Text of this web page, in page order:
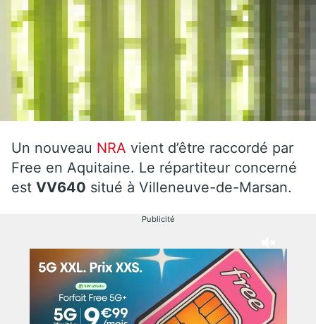
Un nouveau NRA vient d’être raccordé par
Free en Aquitaine. Le répartiteur concerné
est VV640 situé à Villeneuve-de-Marsan.
Publicité